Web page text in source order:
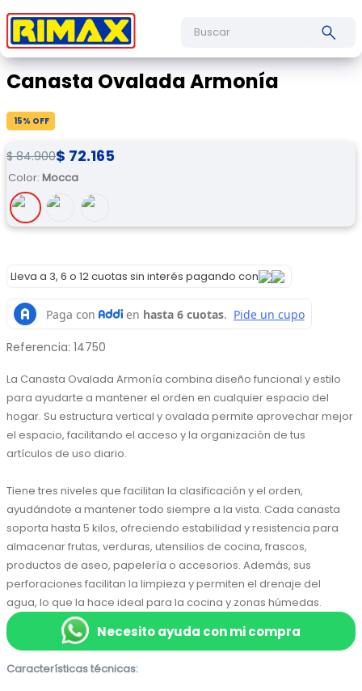
Canasta Ovalada Armonía
15% OFF
$ 84.900$ 72.165
Color: Mocca
Lleva a 3, 6 o 12 cuotas sin interés pagando con
Referencia: 14750
La Canasta Ovalada Armonía combina diseño funcional y estilo
para ayudarte a mantener el orden en cualquier espacio del
hogar. Su estructura vertical y ovalada permite aprovechar mejor
el espacio, facilitando el acceso y la organización de tus
artículos de uso diario.
Tiene tres niveles que facilitan la clasificación y el orden,
ayudándote a mantener todo siempre a la vista. Cada canasta
soporta hasta 5 kilos, ofreciendo estabilidad y resistencia para
almacenar frutas, verduras, utensilios de cocina, frascos,
productos de aseo, papelería o accesorios. Además, sus
perforaciones facilitan la limpieza y permiten el drenaje del
agua, lo que la hace ideal para la cocina y zonas húmedas.
Necesito ayuda con mi compra
Características técnicas: